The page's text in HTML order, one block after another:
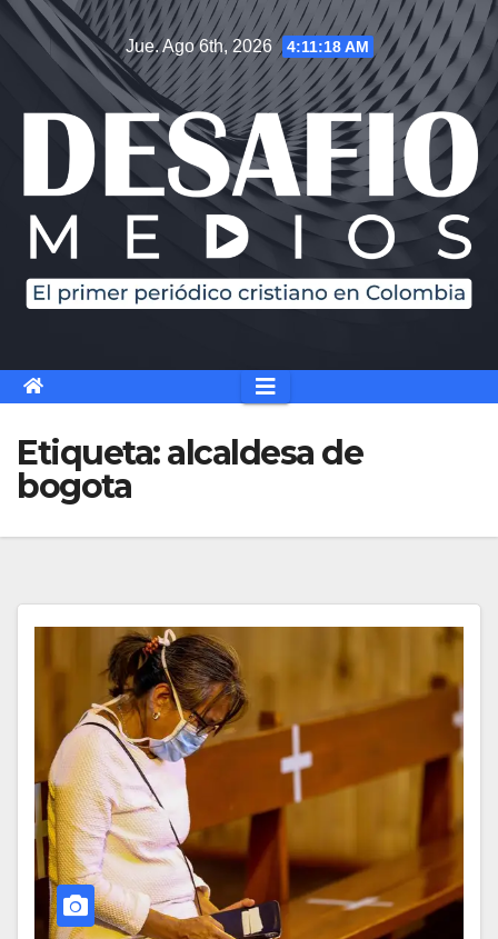
Saltar
contenido
Jue. Ago 6th, 2026 4:11:18 AM
Etiqueta:alcaldesa de
bogota